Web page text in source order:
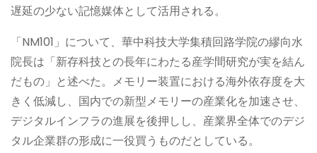
遅延の少ない記憶媒体として活用される。
「NM101」について、華中科技大学集積回路学院の繆向水
院長は「新存科技との長年にわたる産学間研究が実を結ん
だもの」と述べた。メモリー装置における海外依存度を大
きく低減し、国内での新型メモリーの産業化を加速させ、
デジタルインフラの進展を後押しし、産業界全体でのデジ
タル企業群の形成に一役買うものだとしている。